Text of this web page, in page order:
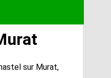
sur Murat,